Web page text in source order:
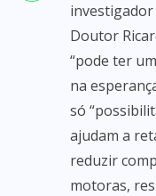
Doutor
“pode ter
na
só
ajudam a
reduzir
motoras,